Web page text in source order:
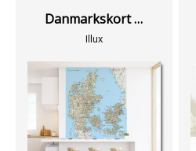
Danmarkskort tapet
Illux